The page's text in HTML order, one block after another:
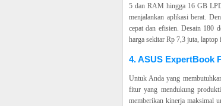
5 dan RAM hingga 16 GB
menjalankan aplikasi berat.
cepat dan efisien. Desain 180
harga sekitar Rp 7,3 juta,
4. ASUS ExpertBook
Untuk Anda yang
fitur yang mendukung
memberikan kinerja maksimal